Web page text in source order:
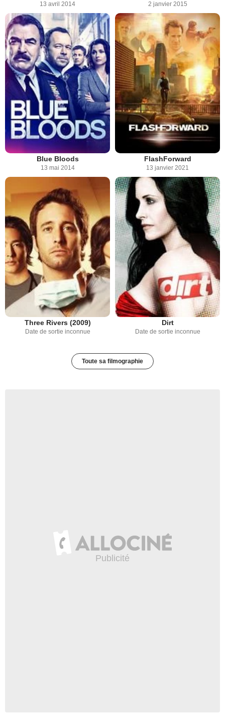
13 avril 2014 2 janvier 2015
Blue Bloods
13 mai 2014
FlashForward
13 janvier 2021
Three Rivers (2009)
Date de sortie inconnue
Dirt
Date de sortie inconnue
Toute sa filmographie